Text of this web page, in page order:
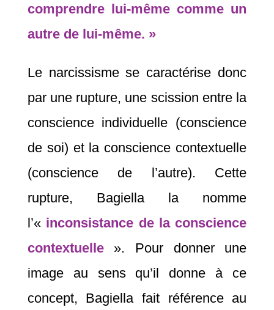
comprendre lui-même comme un
autre de lui-même. »
Le narcissisme se caractérise donc
par une rupture, une scission entre la
conscience individuelle (conscience
de soi) et la conscience contextuelle
(conscience de l’autre). Cette
rupture, Bagiella la nomme
l’« inconsistance de la conscience
contextuelle». Pour donner une
image au sens qu’il donne à ce
concept, Bagiella fait référence au